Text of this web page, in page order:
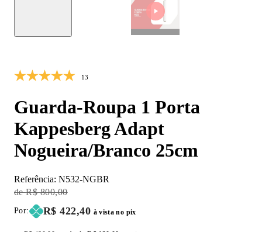
13
Guarda-Roupa 1 Porta
Kappesberg Adapt
Nogueira/Branco 25cm
Referência: N532-NGBR
Original Price:
R$ 800,00
Por: Price:
R$ 422,40 à vista no pix